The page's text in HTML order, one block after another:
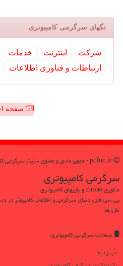
تگهای سرگرمی كامپیوتری
شركت اینترنت خدمات
ارتباطات و فناوری اطلاعات
صفحه
سرگرمی كامپیوتری
فناوری اطلاعات و بازیهای کامپیوتری
پی سی فان، دنیای سرگرمی و اطلاعات کامپیوتر در
بازی‌ها
صفحات سرگرمی كامپیوتری
درباره ما